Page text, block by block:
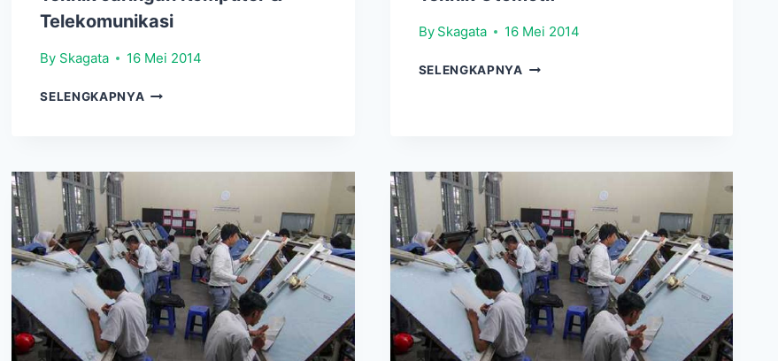
Telekomunikasi
By Skagata 16 Mei 2014
SELENGKAPNYA TEKNIK
By Skagata 16 Mei 2014
SELENGKAPNYA TEKNIK